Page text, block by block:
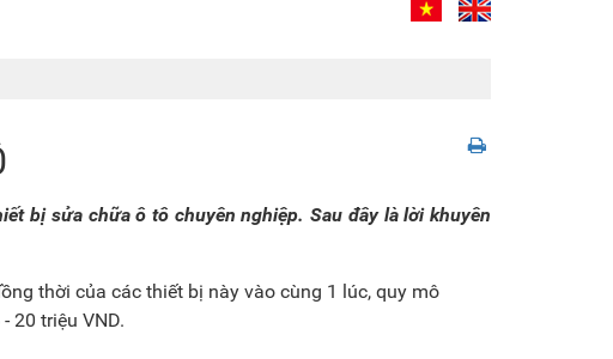
bị sửa chữa ô tô chuyên nghiệp. Sau đây là lời khuyên
thời của các thiết bị này vào cùng 1 lúc, quy mô
20 triệu VND.